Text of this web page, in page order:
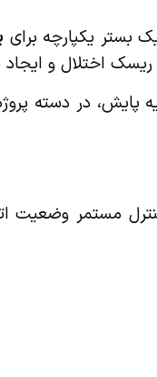
بستر یکپارچه برای
اختلال و
مستمر وضعیت